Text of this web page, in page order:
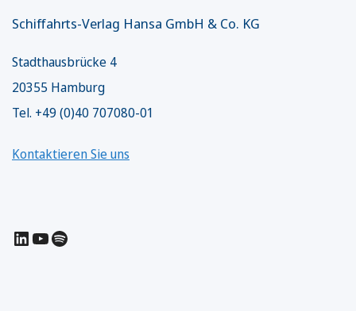
Schiffahrts-Verlag Hansa GmbH & Co. KG
Stadthausbrücke 4
20355 Hamburg
Tel. +49 (0)40 707080-01
Kontaktieren Sie uns
LinkedIn
YouTube
Spotify